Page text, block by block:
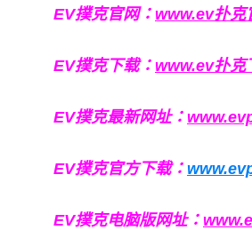
EV撲克官网： www.ev扑克
EV撲克下载： www.ev扑克
EV撲克最新网址：
EV撲克官方下载：
EV撲克电脑版网址：